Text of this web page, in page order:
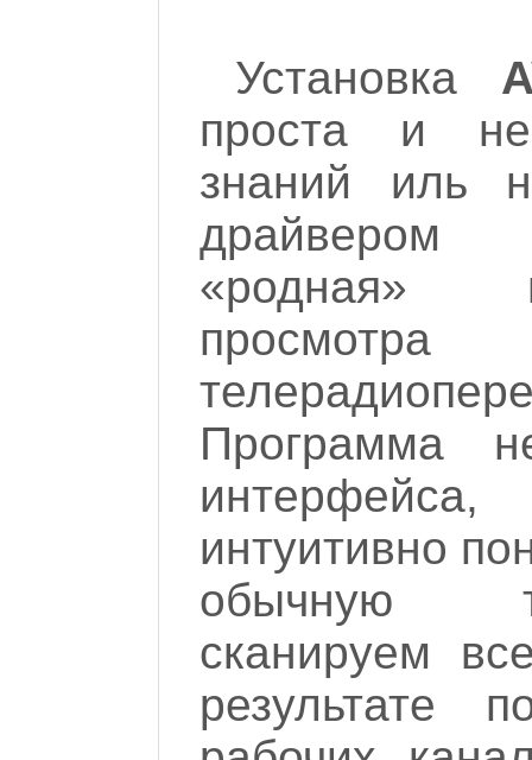
Установка
проста и
знаний иль
драйвером
«родная»
Программа
интуитивно
обычную
сканируем
результате